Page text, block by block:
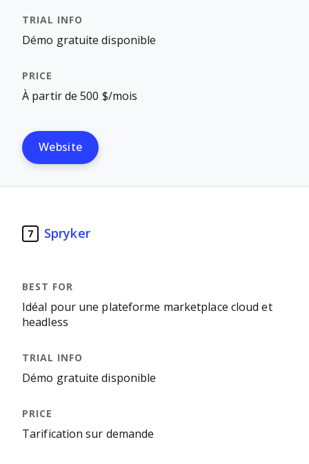
Démo gratuite disponible
À partir de 500 $/mois
Website
7 Spryker
Idéal pour une plateforme marketplace cloud et
headless
Démo gratuite disponible
Tarification sur demande